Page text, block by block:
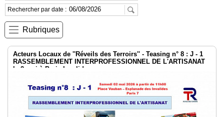
Accueil
RUBRIQUES
Agenda
Gazette
Rechercher par date :
Rubriques
Acteurs Locaux de ''Réveils des Terroirs'' - Teasing n° 8 : J - 1
RASSEMBLEMENT INTERPROFESSIONNEL DE L'ARTISANAT
le 2 mai à Paris Invalides